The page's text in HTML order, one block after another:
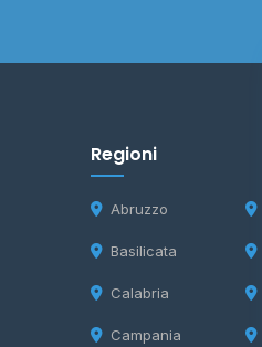
Regioni
Abruzzo
Basilicata
Calabria
Campania